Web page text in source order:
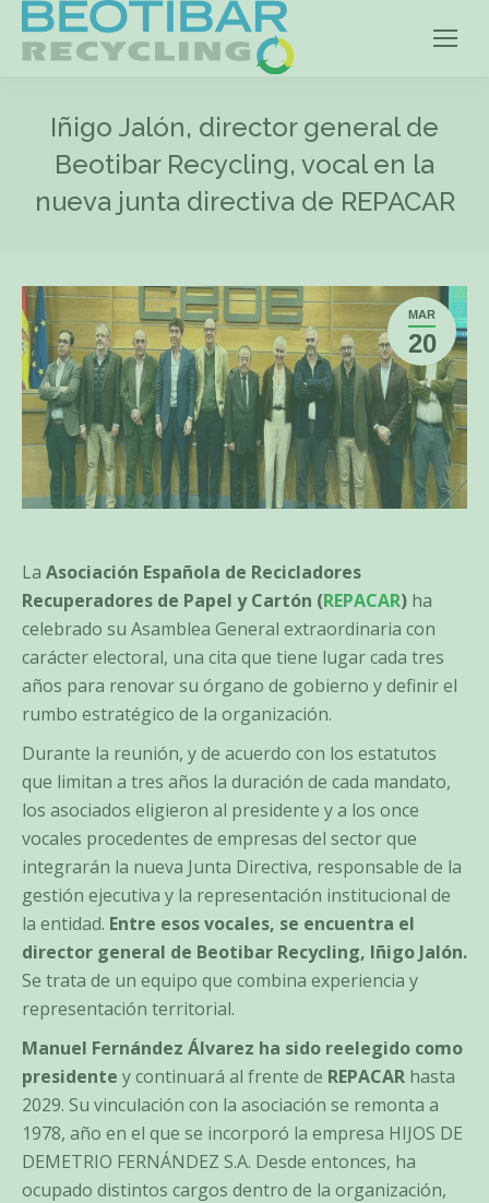
Iñigo Jalón, director general de
Beotibar Recycling, vocal en la
nueva junta directiva de REPACAR
MAR
20
La Asociación Española de Recicladores
Recuperadores de Papel y Cartón (REPACAR) ha
celebrado su Asamblea General extraordinaria con
carácter electoral, una cita que tiene lugar cada tres
años para renovar su órgano de gobierno y definir el
rumbo estratégico de la organización.
Durante la reunión, y de acuerdo con los estatutos
que limitan a tres años la duración de cada mandato,
los asociados eligieron al presidente y a los once
vocales procedentes de empresas del sector que
integrarán la nueva Junta Directiva, responsable de la
gestión ejecutiva y la representación institucional de
la entidad. Entre esos vocales, se encuentra el
director general de Beotibar Recycling, Iñigo Jalón.
Se trata de un equipo que combina experiencia y
representación territorial.
Manuel Fernández Álvarez ha sido reelegido como
presidente y continuará al frente de REPACAR hasta
2029. Su vinculación con la asociación se remonta a
1978, año en el que se incorporó la empresa HIJOS DE
DEMETRIO FERNÁNDEZ S.A. Desde entonces, ha
ocupado distintos cargos dentro de la organización,